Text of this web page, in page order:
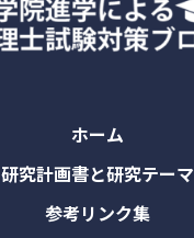
ホーム
研究計画書と研究テーマ
参考リンク集